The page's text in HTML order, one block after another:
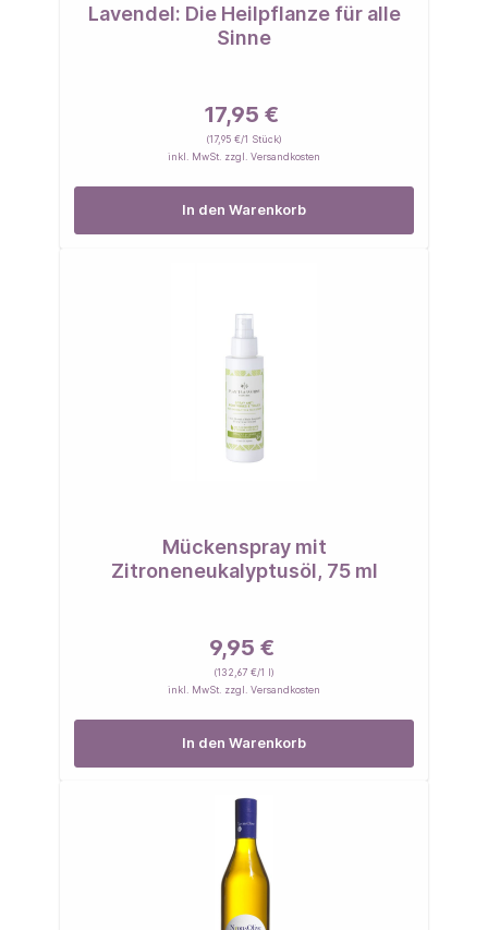
Lavendel: Die Heilpflanze für alle
Sinne
17,95 €
(17,95 €/1 Stück)
inkl. MwSt. zzgl. Versandkosten
In den Warenkorb
Mückenspray mit
Zitroneneukalyptusöl, 75 ml
9,95 €
(132,67 €/1 l)
inkl. MwSt. zzgl. Versandkosten
In den Warenkorb